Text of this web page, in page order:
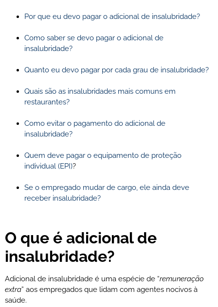
Por que eu devo pagar o adicional de insalubridade?
Como saber se devo pagar o adicional de
insalubridade?
Quanto eu devo pagar por cada grau de insalubridade?
Quais são as insalubridades mais comuns em
restaurantes?
Como evitar o pagamento do adicional de
insalubridade?
Quem deve pagar o equipamento de proteção
individual (EPI)?
Se o empregado mudar de cargo, ele ainda deve
receber insalubridade?
O que é adicional de
insalubridade?
Adicional de insalubridade é uma espécie de “remuneração
extra” aos empregados que lidam com agentes nocivos à
saúde.